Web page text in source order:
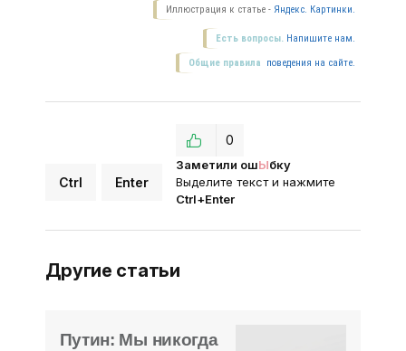
Иллюстрация к статье - Яндекс. Картинки.
Есть вопросы. Напишите нам.
Общие правила поведения на сайте.
Ctrl Enter
Заметили ошЫбку
Выделите текст и нажмите
Ctrl+Enter
0
Другие статьи
Путин: Мы никогда